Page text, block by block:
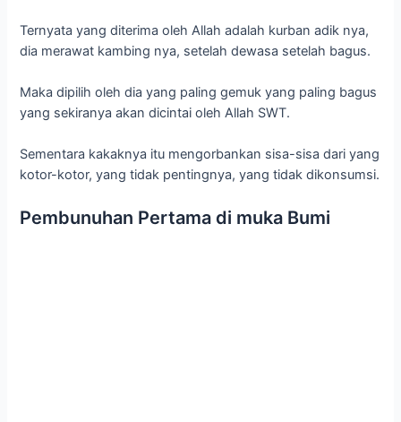
Ternyata yang diterima oleh Allah adalah kurban adik nya,
dia merawat kambing nya, setelah dewasa setelah bagus.
Maka dipilih oleh dia yang paling gemuk yang paling bagus
yang sekiranya akan dicintai oleh Allah SWT.
Sementara kakaknya itu mengorbankan sisa-sisa dari yang
kotor-kotor, yang tidak pentingnya, yang tidak dikonsumsi.
Pembunuhan Pertama di muka Bumi